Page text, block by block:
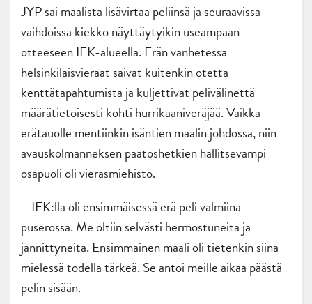
JYP sai maalista lisävirtaa peliinsä ja seuraavissa
vaihdoissa kiekko näyttäytyikin useampaan
otteeseen IFK-alueella. Erän vanhetessa
helsinkiläisvieraat saivat kuitenkin otetta
kenttätapahtumista ja kuljettivat pelivälinettä
määrätietoisesti kohti hurrikaaniveräjää. Vaikka
erätauolle mentiinkin isäntien maalin johdossa, niin
avauskolmanneksen päätöshetkien hallitsevampi
osapuoli oli vierasmiehistö.
– IFK:lla oli ensimmäisessä erä peli valmiina
puserossa. Me oltiin selvästi hermostuneita ja
jännittyneitä. Ensimmäinen maali oli tietenkin siinä
mielessä todella tärkeä. Se antoi meille aikaa päästä
pelin sisään.